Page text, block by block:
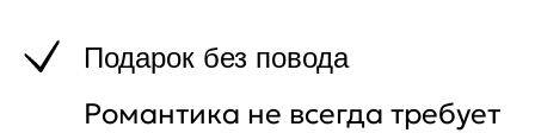
Подарок без повода
Романтика не всегда требует